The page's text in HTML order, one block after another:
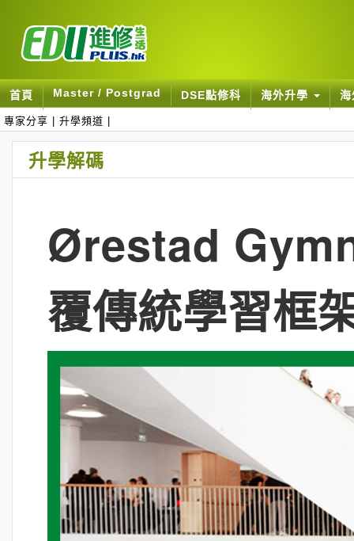
首頁 Master / Postgrad DSE點修科 海外升學
專家分享 升學頻道
升學解碼
Ørestad
覆傳統學習框